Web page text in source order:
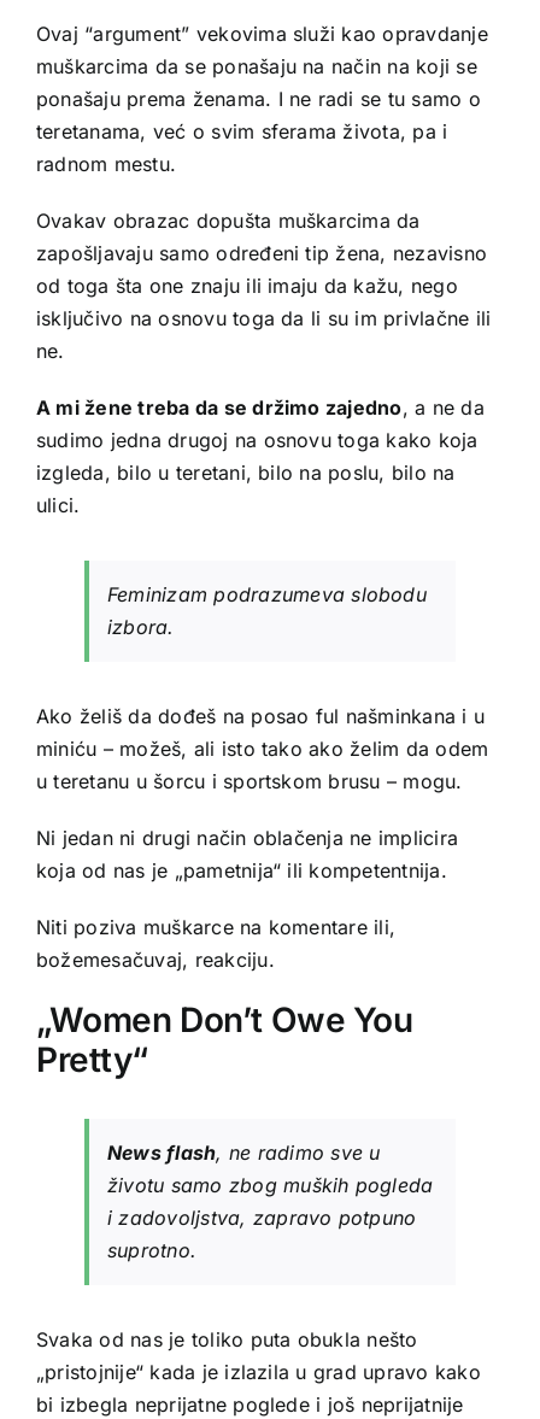
Ovaj “argument” vekovima služi kao opravdanje
muškarcima da se ponašaju na način na koji se
ponašaju prema ženama. I ne radi se tu samo o
teretanama, već o svim sferama života, pa i
radnom mestu.
Ovakav obrazac dopušta muškarcima da
zapošljavaju samo određeni tip žena, nezavisno
od toga šta one znaju ili imaju da kažu, nego
isključivo na osnovu toga da li su im privlačne ili
ne.
A mi žene treba da se držimo zajedno, a ne da
sudimo jedna drugoj na osnovu toga kako koja
izgleda, bilo u teretani, bilo na poslu, bilo na
ulici.
Feminizam podrazumeva slobodu
izbora.
Ako želiš da dođeš na posao ful našminkana i u
miniću – možeš, ali isto tako ako želim da odem
u teretanu u šorcu i sportskom brusu – mogu.
Ni jedan ni drugi način oblačenja ne implicira
koja od nas je „pametnija“ ili kompetentnija.
Niti poziva muškarce na komentare ili,
božemesačuvaj, reakciju.
„Women Don’t Owe You
Pretty“
News flash, ne radimo sve u
životu samo zbog muških pogleda
i zadovoljstva, zapravo potpuno
suprotno.
Svaka od nas je toliko puta obukla nešto
„pristojnije“ kada je izlazila u grad upravo kako
bi izbegla neprijatne poglede i još neprijatnije